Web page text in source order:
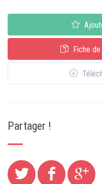
Fiche
Partager !